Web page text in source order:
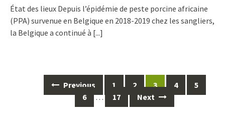
État des lieux Depuis l’épidémie de peste porcine africaine
(PPA) survenue en Belgique en 2018-2019 chez les sangliers,
la Belgique a continué à [...]
navigation
Previous 1 2 3 4
5
6
… 17 Next